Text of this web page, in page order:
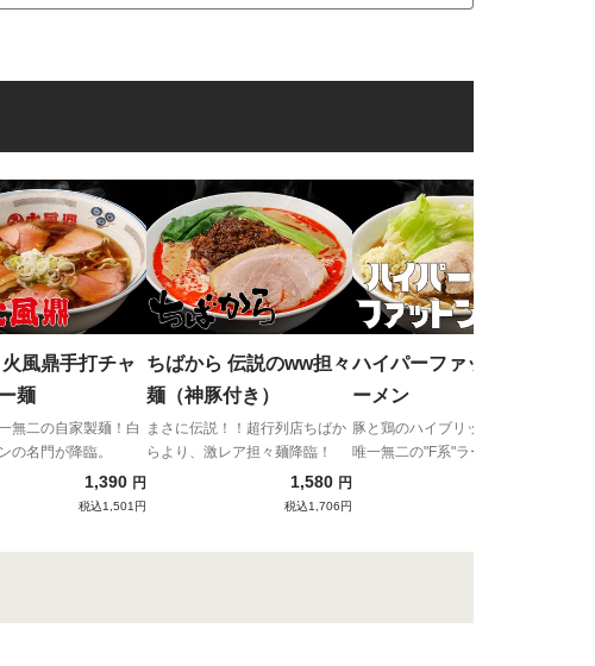
風鼎手打チャ
麺
無二の自家製麺！白
の名門が降臨。
1,390 円
税込1,501円
ちばから 伝説のww担々
麺（神豚付き）
まさに伝説！！超行列店ちばか
らより、激レア担々麺降臨！
1,580 円
税込1,706円
ハイパーファットン ラ
ーメン
豚と鶏のハイブリッドな旨味！
唯一無二の"F系"ラーメン